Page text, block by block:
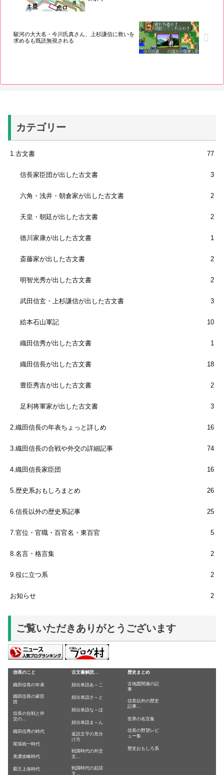
駿河の大大名・今川氏真さん、上杉謙信に救いを
求めるも既読無視される
カテゴリー
1.古文書 77
信長家臣団が出した古文書 3
六角・浅井・朝倉家が出した古文書 2
天皇・朝廷が出した古文書 2
徳川家康が出した古文書 1
斎藤家が出した古文書 2
明智光秀が出した古文書 2
武田信玄・上杉謙信が出した古文書 3
絵本石山軍記 10
織田信秀が出した古文書 1
織田信長が出した古文書 18
豊臣秀吉が出した古文書 2
足利将軍家が出した古文書 3
2.織田信長の年表ちょっと詳しめ 16
3.織田信長の合戦や外交の詳細記事 74
4.織田信長家臣団 16
5.歴史系おもしろまとめ 26
6.信長以外の歴史系記事 25
7.官位・官職・百官名・東百官 5
8.名言・格言集 2
9.役に立つ系 2
お知らせ 2
ご覧いただきありがとうございます
信長のこと
織田信長の年表
織田信長の家臣
団
信長の合戦と外
交の...
織田信秀の時代
尾張統一時代
美濃攻略時代
覇王上洛時代
古文書解読...
頻出単語あ～こ
頻出単語さ～と
頻出単語な～ほ
頻出単語ま～ん
返読文字の見分
け方
戦国時代の外交
文...
戦国時代の起請
文...
歴史まとめ
古地図関連の記
事
信長以外の歴史
記事...
世界の名言集
信長の野望レビ
ュー集
歴史おもしろ系